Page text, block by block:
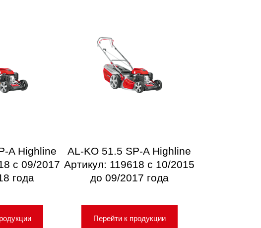
A Highline
с 09/2017
года
AL-KO 51.5 SP-A Highline
Артикул: 119618 с 10/2015
до 09/2017 года
Перейти к продукции